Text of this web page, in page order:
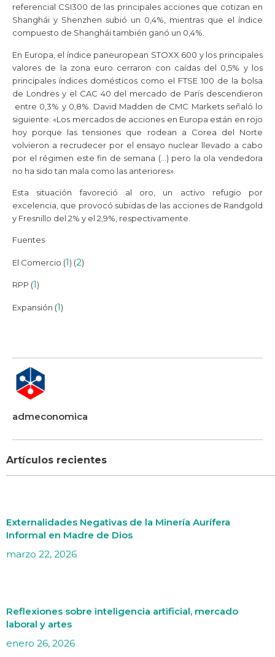
referencial CSI300 de las principales acciones que cotizan en
Shanghái y Shenzhen subió un 0,4%, mientras que el índice
compuesto de Shanghái también ganó un 0,4%.
En Europa, el índice paneuropean STOXX 600 y los principales
valores de la zona euro cerraron con caídas del 0,5% y los
principales índices domésticos como el FTSE 100 de la bolsa
de Londres y el CAC 40 del mercado de París descendieron
entre 0,3% y 0,8%. David Madden de CMC Markets señaló lo
siguiente: «Los mercados de acciones en Europa están en rojo
hoy porque las tensiones que rodean a Corea del Norte
volvieron a recrudecer por el ensayo nuclear llevado a cabo
por el régimen este fin de semana (…) pero la ola vendedora
no ha sido tan mala como las anteriores».
Esta situación favoreció al oro, un activo refugio por
excelencia, que provocó subidas de las acciones de Randgold
y Fresnillo del 2% y el 2,9%, respectivamente.
Fuentes
El Comercio (1) (2)
RPP (1)
Expansión (1)
admeconomica
Artículos recientes
Externalidades Negativas de la Minería Aurífera
Informal en Madre de Dios
marzo 22, 2026
Reflexiones sobre inteligencia artificial, mercado
laboral y artes
enero 26, 2026